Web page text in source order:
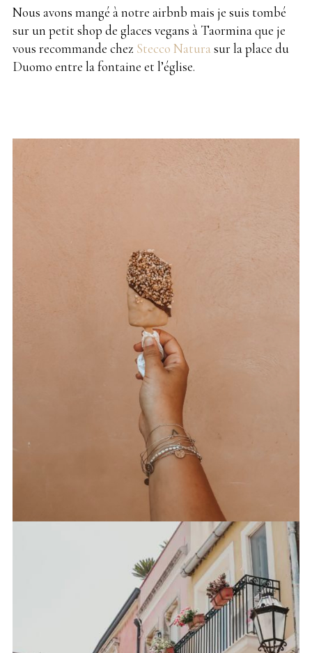
Nous avons mangé à notre airbnb mais je suis tombé
sur un petit shop de glaces vegans à Taormina que je
vous recommande chez Stecco Natura sur la place du
Duomo entre la fontaine et l’église.